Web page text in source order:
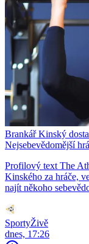
Brankář Kinský
Nejsebevědomější
Profilový text The
Kinského za hráče,
najít někoho
SportyŽivě
dnes, 17:26